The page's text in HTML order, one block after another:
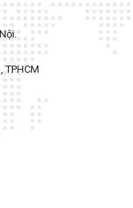
TPHCM